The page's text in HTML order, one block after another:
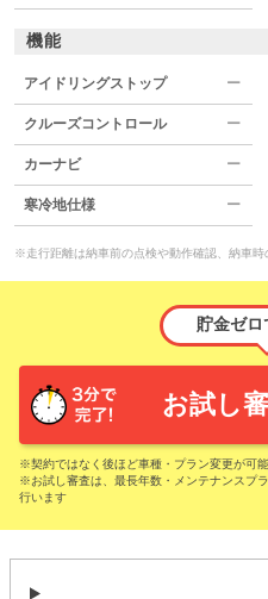
機能
アイドリングストップ ー
クルーズコントロール ー
カーナビ ー
寒冷地仕様 ー
※走行距離は納車前の点検や動作確認、納車
貯金ゼロ
お試し
※契約ではなく後ほど車種・プラン変更が可
※お試し審査は、最長年数・メンテナンスプ
行います